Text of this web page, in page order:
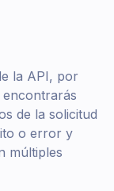
la API, por
de la solicitud
o error y
múltiples